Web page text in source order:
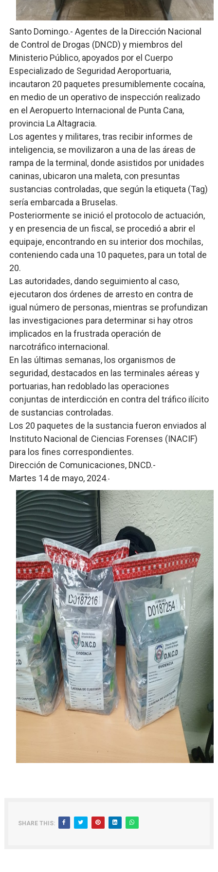
Lee Ballester a los que se forman como agentes
Operativo Interinstitucional “Compromiso Ambiental
Trabajadores de la prensa y Obispado de la Provincia
Ministerio de Cultura anuncia ganadores de Premios
Más de 180 dirigentes sindicales de las Américas se
Santo Domingo.- Agentes de la Dirección Nacional
de Control de Drogas (DNCD) y miembros del
Ministerio Público, apoyados por el Cuerpo
Especializado de Seguridad Aeroportuaria,
incautaron 20 paquetes presumiblemente cocaína,
en medio de un operativo de inspección realizado
en el Aeropuerto Internacional de Punta Cana,
provincia La Altagracia.
Los agentes y militares, tras recibir informes de
inteligencia, se movilizaron a una de las áreas de
rampa de la terminal, donde asistidos por unidades
caninas, ubicaron una maleta, con presuntas
sustancias controladas, que según la etiqueta (Tag)
sería embarcada a Bruselas.
Posteriormente se inició el protocolo de actuación,
y en presencia de un fiscal, se procedió a abrir el
equipaje, encontrando en su interior dos mochilas,
conteniendo cada una 10 paquetes, para un total de
20.
Las autoridades, dando seguimiento al caso,
ejecutaron dos órdenes de arresto en contra de
igual número de personas, mientras se profundizan
las investigaciones para determinar si hay otros
implicados en la frustrada operación de
narcotráfico internacional.
En las últimas semanas, los organismos de
seguridad, destacados en las terminales aéreas y
portuarias, han redoblado las operaciones
conjuntas de interdicción en contra del tráfico ilícito
de sustancias controladas.
Los 20 paquetes de la sustancia fueron enviados al
Instituto Nacional de Ciencias Forenses (INACIF)
para los fines correspondientes.
Dirección de Comunicaciones, DNCD.-
Martes 14 de mayo, 2024.-
SHARE THIS: